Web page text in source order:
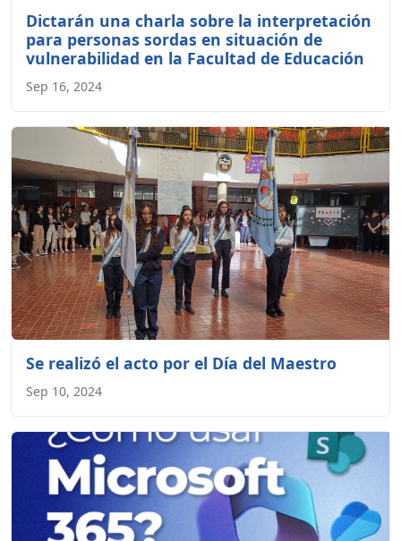
Dictarán una charla sobre la interpretación
para personas sordas en situación de
vulnerabilidad en la Facultad de Educación
Sep 16, 2024
Se realizó el acto por el Día del Maestro
Sep 10, 2024